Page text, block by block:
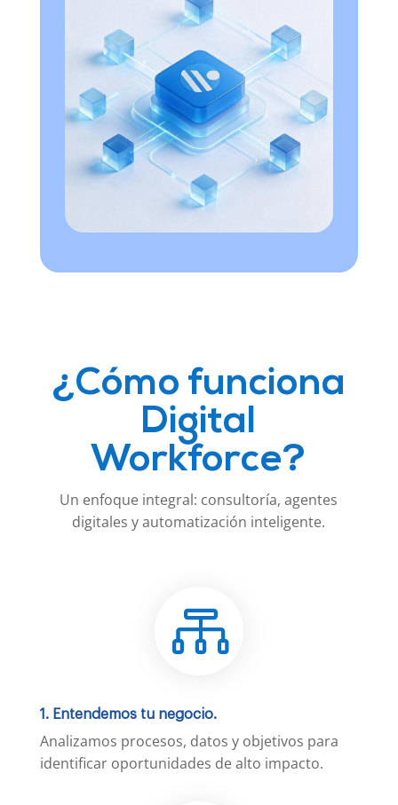
¿Cómo funciona
Digital
Workforce?
Un enfoque integral: consultoría, agentes
digitales y automatización inteligente.

1. Entendemos tu negocio.
Analizamos procesos, datos y objetivos para
identificar oportunidades de alto impacto.